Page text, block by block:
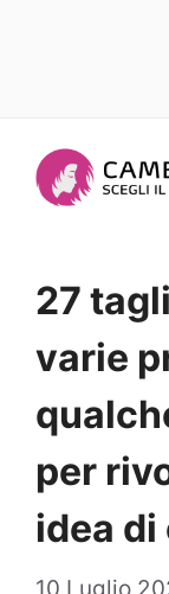
27
varie
per
idea
10 Luglio